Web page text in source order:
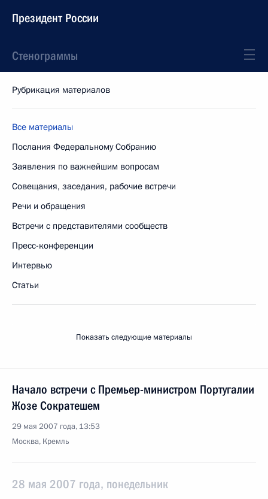
Президент России
Стенограммы
Рубрикация материалов
Все материалы
Послания Федеральному Собранию
Заявления по важнейшим вопросам
Совещания, заседания, рабочие встречи
Речи и обращения
Встречи с представителями сообществ
Пресс-конференции
Интервью
Статьи
Показать следующие материалы
Начало встречи с Премьер-министром Португалии
Жозе Сократешем
29 мая 2007 года, 13:53
Москва, Кремль
28 мая 2007 года, понедельник